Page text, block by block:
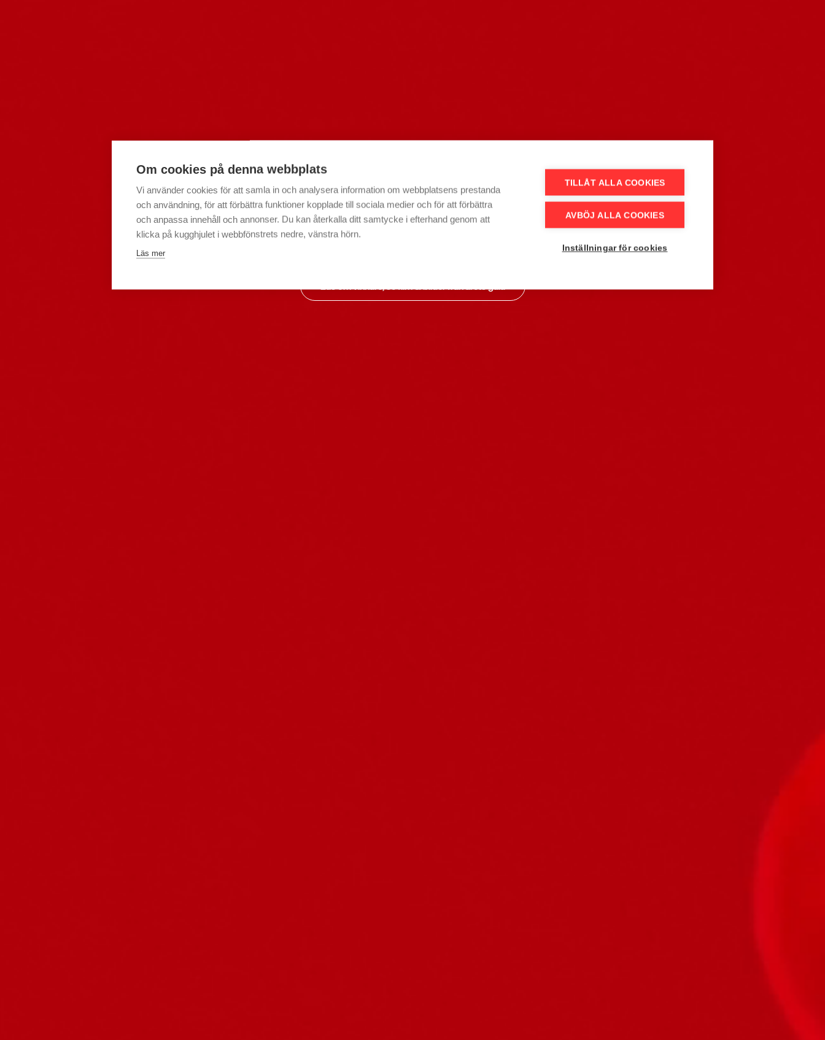
Om cookies på denna webbplats
Vi använder cookies för att samla in och analysera information om webbplatsens prestanda
och användning, för att förbättra funktioner kopplade till sociala medier och för att förbättra
och anpassa innehåll och annonser. Du kan återkalla ditt samtycke i efterhand genom att
klicka på kugghjulet i webbfönstrets nedre, vänstra hörn.
Läs mer
TILLÅT ALLA COOKIES
AVBÖJ ALLA COOKIES
Inställningar för cookies
Kommunikation som
skapat effekt
Läs om vinnare, se film & bilder från årets gala